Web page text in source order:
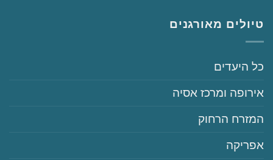
טיולים מאורגנים
‏כל היעדים
‏אירופה ומרכז אסיה
‏המזרח הרחוק
‏אפריקה